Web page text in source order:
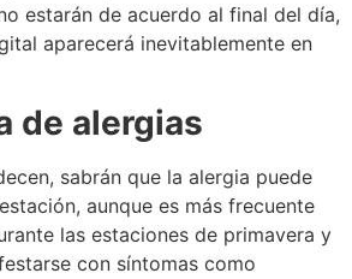
estarán de acuerdo al final del día,
aparecerá inevitablemente en
de alergias
sabrán que la alergia puede
aunque es más frecuente
las estaciones de primavera y
con síntomas como